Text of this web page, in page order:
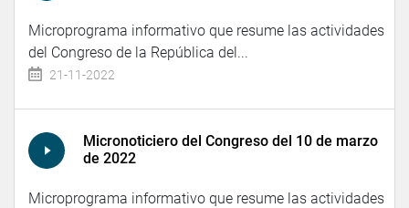
Microprograma informativo que resume las actividades
del Congreso de la República del...
21-11-2022
Micronoticiero del Congreso del 10 de marzo
de 2022
Microprograma informativo que resume las actividades